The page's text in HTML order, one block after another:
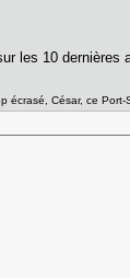
les 10
écrasé, César, ce Port-